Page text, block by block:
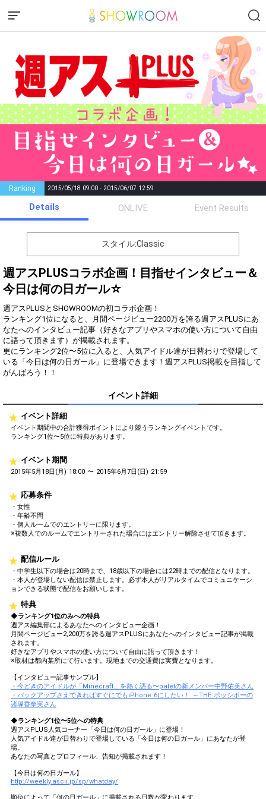
Ranking 2015/05/18 09:00 - 2015/06/07 12:59
Gifting
Throw gifts to the stage and join
Show Gold to purchase gifts
(available from 1 JPY)! When you
continue to send gifts to the
popularity ranking and your
ranking go up.
To cheer on performers, you can
send them gifts.
To send performers paid items,
you must use Show Gold.
Comments
You can post comments. Please
refrain from posting comments
Close
Details ONLIVE Event Results
スタイル:Classic
週アスPLUSコラボ企画！目指せインタビュー＆
今日は何の日ガール☆
週アスPLUSとSHOWROOMの初コラボ企画！
ランキング1位になると、月間ページビュー2200万を誇る週アスPLUSにあ
なたへのインタビュー記事（好きなアプリやスマホの使い方について自由
に語って頂きます）が掲載されます。
更にランキング2位〜5位に入ると、人気アイドル達が日替わりで登場して
いる「今日は何の日ガール」に登場できます！週アスPLUS掲載を目指して
がんばろう！！
イベント詳細
イベント詳細
イベント期間中の合計獲得ポイントにより競うランキングイベントです。
ランキング1位〜5位に特典があります。
イベント期間
2015年5月18日(月) 18:00 〜 2015年6月7日(日) 21:59
応募条件
・女性
・年齢不問
・個人ルームでのエントリーに限ります。
※複数人でのルームでエントリーされた場合にはエントリー解除させて頂きます。
配信ルール
・中学生以下の場合は20時まで、18歳以下の場合には22時までの配信となります。
・本人が登場しない配信は禁止します。必ず本人がリアルタイムでコミュニケーシ
ョンできる状態で配信をお願いします。
特典
◆ランキング1位のみへの特典
週アス編集部によるあなたへのインタビュー企画！
月間ページビュー2,200万を誇る週アスPLUSにあなたへのインタビュー記事が掲載
されます。
好きなアプリやスマホの使い方について自由に語って頂きます！
※取材は都内某所にて行います。現地までの交通費は実費となります。
【インタビュー記事サンプル】
・今どきのアイドルが「Minecraft」を熱く語る〜paletの新メンバー中野佑美さん
・バックアップさえできればすぐにでもiPhone 6にしたい！ ～THE ポッシボーの
諸塚香奈実さん
◆ランキング1位〜5位への特典
週アスPLUS人気コーナー「今日は何の日ガール」に登場！
人気アイドル達が日替わりで登場している「今日は何の日ガール」にあなたが登
場。
あなたの写真とプロフィール、告知が掲載されます！
【今日は何の日ガール】
http://weekly.ascii.jp/sp/whatday/